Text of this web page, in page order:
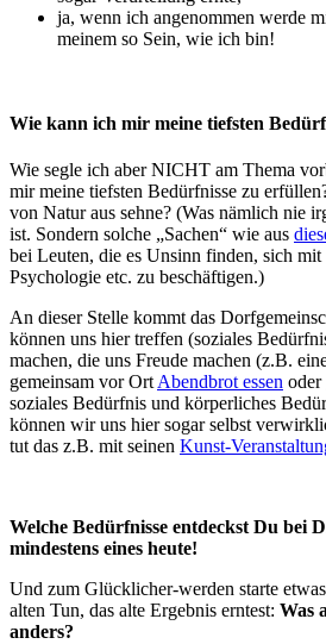
ja, wenn ich angenommen werde
meinem so Sein, wie ich bin!
Wie kann ich mir meine tiefsten
Wie segle ich aber NICHT am Thema
mir meine tiefsten Bedürfnisse zu
von Natur aus sehne? (Was nämlich nie
ist. Sondern solche „Sachen“ wie aus
bei Leuten, die es Unsinn finden, sich mit
Psychologie etc. zu beschäftigen.)
An dieser Stelle kommt das
können uns hier treffen (soziales
machen, die uns Freude machen (z.B.
gemeinsam vor Ort Abendbrot essen oder
soziales Bedürfnis und körperliches
können wir uns hier sogar selbst
tut das z.B. mit seinen Kunst-
Welche Bedürfnisse entdeckst Du bei
mindestens eines heute!
Und zum Glücklicher-werden starte
alten Tun, das alte Ergebnis erntest: Was
anders?